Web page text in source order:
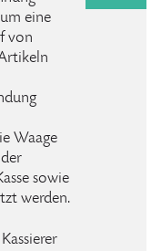
eine
von
Waage
sowie
werden.